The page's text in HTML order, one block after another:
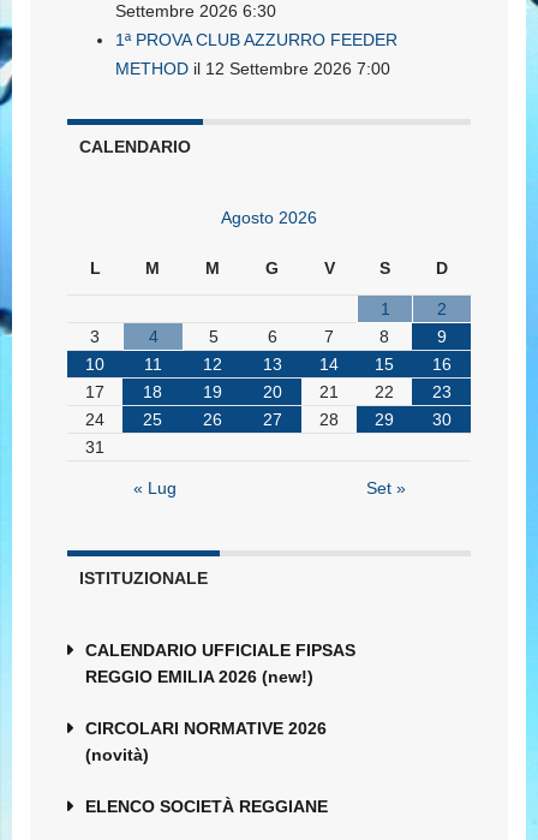
Settembre 2026 6:30
1ª PROVA CLUB AZZURRO FEEDER
METHOD il 12 Settembre 2026 7:00
CALENDARIO
Agosto 2026
L M M G V S D
1
2
3
4 5 6 7 8
9
10
11 12 13 14 15
16
17
18 19 20 21 22
23
24
25 26 27 28 29
30
31
« Lug Set »
ISTITUZIONALE
CALENDARIO UFFICIALE FIPSAS
REGGIO EMILIA 2026 (new!)
CIRCOLARI NORMATIVE 2026
(novità)
ELENCO SOCIETÀ REGGIANE